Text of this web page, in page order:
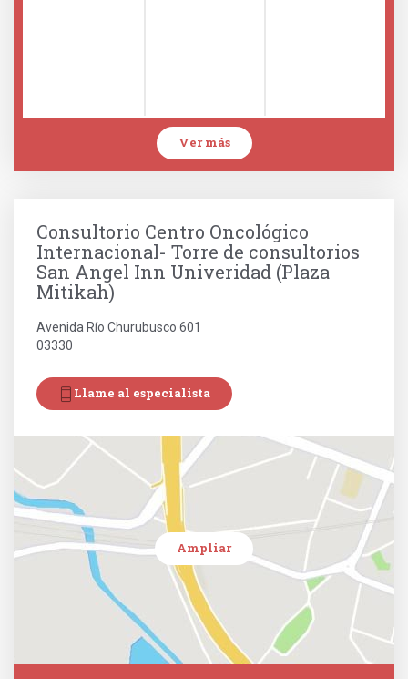
Ver más
Consultorio Centro Oncológico
Internacional- Torre de consultorios
San Angel Inn Univeridad (Plaza
Mitikah)
Avenida Río Churubusco 601
03330
Llame al especialista
Ampliar